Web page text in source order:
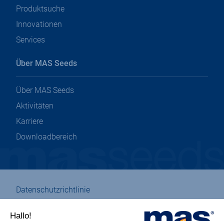
Produktsuche
Innovationen
Services
Über MAS Seeds
Über MAS Seeds
Aktivitäten
Karriere
Downloadbereich
Datenschutzrichtlinie